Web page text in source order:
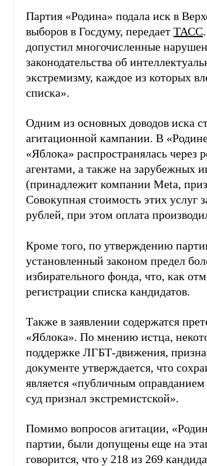
Партия «Родина» подала иск в
выборов в Госдуму, передает ТАСС
допустил многочисленные
законодательства об
экстремизму, каждое из которых
списка».
Одним из основных доводов иска
агитационной кампании. В
«Яблока» распространялась
агентами, а также на зарубежных
(принадлежит компании Meta,
Совокупная стоимость этих услуг
рублей, при этом оплата
Кроме того, по утверждению
установленный законом предел
избирательного фонда, что, как
регистрации списка кандидатов.
Также в заявлении содержатся
«Яблока». По мнению истца,
поддержке ЛГБТ-движения,
документе утверждается, что
является «публичным
суд признал экстремистской».
Помимо вопросов агитации,
партии, были допущены еще на
говорится, что у 218 из 269